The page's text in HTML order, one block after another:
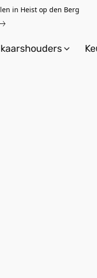
in Heist op den Berg